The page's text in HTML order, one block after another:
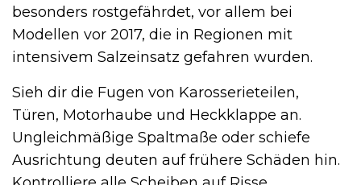
besonders rostgefährdet, vor allem bei
Modellen vor 2017, die in Regionen mit
intensivem Salzeinsatz gefahren wurden.
Sieh dir die Fugen von Karosserieteilen,
Türen, Motorhaube und Heckklappe an.
Ungleichmäßige Spaltmaße oder schiefe
Ausrichtung deuten auf frühere Schäden hin.